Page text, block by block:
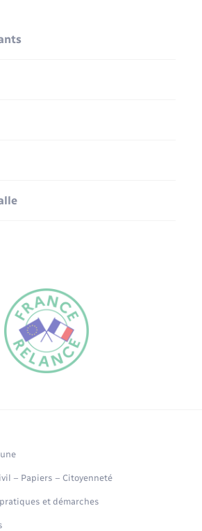
Traduction du
EN
– Papiers – Citoyenneté
et démarches